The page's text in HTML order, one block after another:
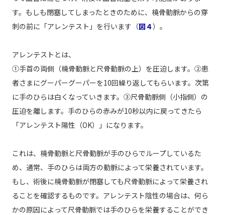
す。もしも閉塞してしまったときのために、橈骨動脈からの穿
刺の前に「アレンテスト」を行います（図４）。
アレンテストとは、
①手首の両側（橈骨動脈と尺骨動脈の上）を圧迫します。②患
者さまにグーパーグーパーを10回繰り返してもらいます。次第
に手のひらは白くなっていきます。③尺骨動脈側（小指側）の
圧迫を離します。手のひらの赤みが10秒以内に戻ってきたら
「アレンテスト陽性（OK）」になります。
これは、橈骨動脈と尺骨動脈が手のひらでループしているた
め、通常、手のひらは両方の動脈によって栄養されています。
もし、術後に橈骨動脈が閉塞しても尺骨動脈によって栄養され
ることを確認するものです。アレンテスト陰性の場合は、何ら
かの原因によって尺骨動脈では手のひらを栄養することができ